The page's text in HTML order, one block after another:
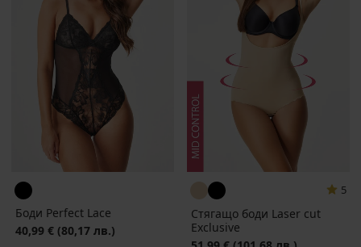
Боди Perfect Lace
40,99 € (80,17 лв.)
5
Стягащо боди Laser cut
Exclusive